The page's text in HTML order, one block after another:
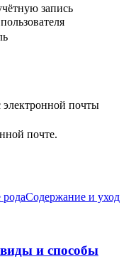
запись
почты
почте.
Содержание и уход
и способы